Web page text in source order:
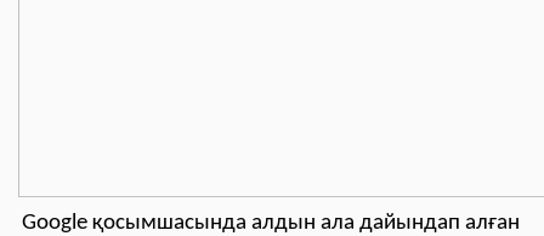
Google қосымшасында алдын ала дайындап алған